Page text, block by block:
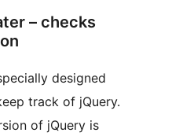
– checks
designed
track of jQuery.
of jQuery is